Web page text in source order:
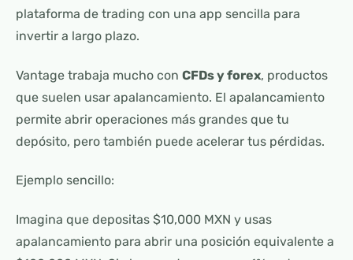
plataforma de trading con una app sencilla para
invertir a largo plazo.
Vantage trabaja mucho con CFDs y forex, productos
que suelen usar apalancamiento. El apalancamiento
permite abrir operaciones más grandes que tu
depósito, pero también puede acelerar tus pérdidas.
Ejemplo sencillo:
Imagina que depositas $10,000 MXN y usas
apalancamiento para abrir una posición equivalente a